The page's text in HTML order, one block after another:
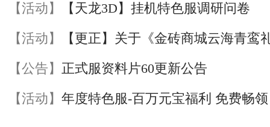
【活动】
【天龙3D】挂机特色服调研问卷
【活动】
【公告】 正式服资料片60更新公告
【活动】 年度特色服-百万元宝福利 免费畅领